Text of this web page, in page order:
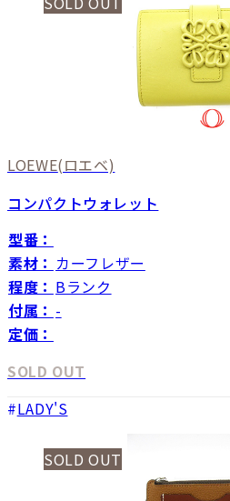
LOEWE(ロエベ)
コンパクトウォレット
型番：
素材： カーフレザー
程度： Bランク
付属： -
定価：
SOLD OUT
LADY'S
SOLD OUT